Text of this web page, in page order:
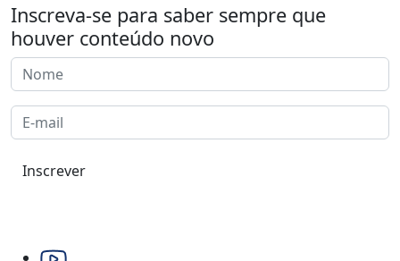
Inscreva-se para saber sempre que
houver conteúdo novo
Inscrever